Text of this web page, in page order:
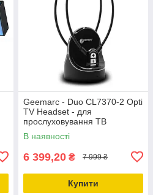
Geemarc - Duo CL7370-2 Opti
TV Headset - для
прослуховування ТВ
В наявності
6 399,20 ₴ 7 999 ₴
Купити